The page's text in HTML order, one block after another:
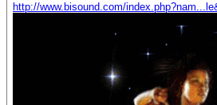
http://www.bisound.com/